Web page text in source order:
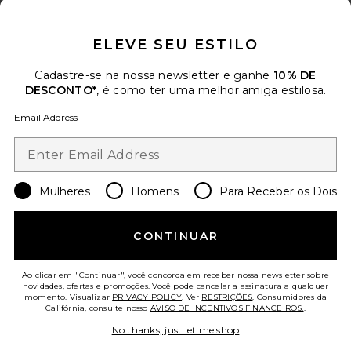
TENDÊNCIAS DO
MOMENTO!
Dolce Vita
$148
ELEVE SEU ESTILO
Cadastre-se na nossa newsletter e ganhe 10% DE
DESCONTO*, é como ter uma melhor amiga estilosa.
Email Address
Mulheres Homens Para Receber os Dois
CONTINUAR
Ao clicar em "Continuar", você concorda em receber nossa newsletter sobre
novidades, ofertas e promoções. Você pode cancelar a assinatura a qualquer
momento. Visualizar PRIVACY POLICY. Ver RESTRIÇÕES. Consumidores da
Califórnia, consulte nosso AVISO DE INCENTIVOS FINANCEIROS..
No thanks, just let me shop